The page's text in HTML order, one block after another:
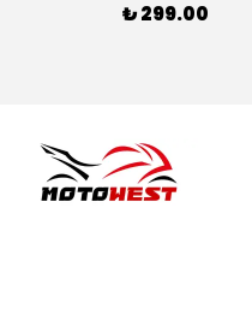
₺ 299.00